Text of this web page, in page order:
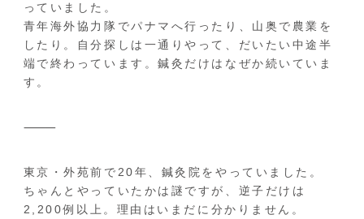
っていました。
青年海外協力隊でパナマへ行ったり、山奥で農業を
したり。自分探しは一通りやって、だいたい中途半
端で終わっています。鍼灸だけはなぜか続いていま
す。
⸻
東京・外苑前で20年、鍼灸院をやっていました。
ちゃんとやっていたかは謎ですが、逆子だけは
2,200例以上。理由はいまだに分かりません。